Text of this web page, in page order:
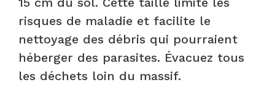
risques de maladie et facilite le
nettoyage des débris qui pourraient
héberger des parasites. Évacuez tous
les déchets loin du massif.